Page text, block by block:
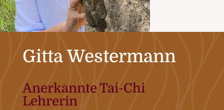
Gitta Westermann
Anerkannte Tai-Chi
Lehrerin